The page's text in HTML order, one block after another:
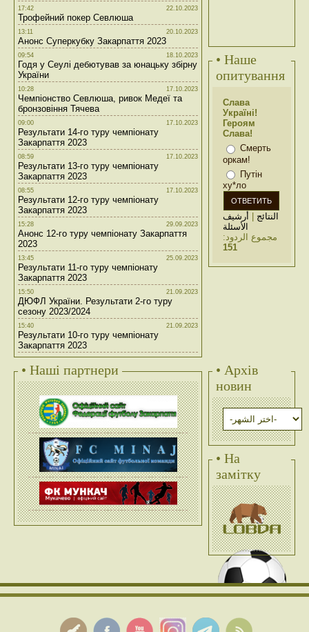
17:42 22.10.2023
Трофейний покер Севлюша
13:11 20.10.2023
Анонс Суперкубку Закарпаття 2023
09:54 18.10.2023
Годя у Сеулі дебютував за юнацьку збірну
України
10:28 17.10.2023
Чемпіонство Севлюша, ривок Медеї та
бронзовіння Тячева
09:00 17.10.2023
Результати 14-го туру чемпіонату
Закарпаття 2023
08:59 17.10.2023
Результати 13-го туру чемпіонату
Закарпаття 2023
08:55 17.10.2023
Результати 12-го туру чемпіонату
Закарпаття 2023
15:28 29.09.2023
Анонс 12-го туру чемпіонату Закарпаття
2023
13:45 25.09.2023
Результати 11-го туру чемпіонату
Закарпаття 2023
15:50 21.09.2023
ДЮФЛ України. Результати 2-го туру
сезону 2023/2024
15:40 21.09.2023
Результати 10-го туру чемпіонату
Закарпаття 2023
• Наше
опитування
Слава
Україні!
Героям
Слава!
Смерть
оркам!
Путін
ху*ло
النتائج | أرشيف
الأسئلة
مجموع الردود:
151
• Наші партнери
• Архів
новин
• На
замітку